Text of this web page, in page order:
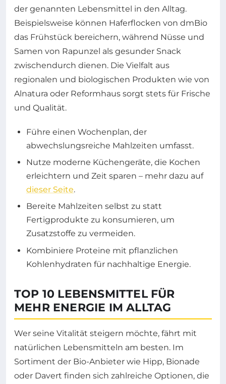
der genannten Lebensmittel in den Alltag.
Beispielsweise können Haferflocken von dmBio
das Frühstück bereichern, während Nüsse und
Samen von Rapunzel als gesunder Snack
zwischendurch dienen. Die Vielfalt aus
regionalen und biologischen Produkten wie von
Alnatura oder Reformhaus sorgt stets für Frische
und Qualität.
Führe einen Wochenplan, der
abwechslungsreiche Mahlzeiten umfasst.
Nutze moderne Küchengeräte, die Kochen
erleichtern und Zeit sparen – mehr dazu auf
dieser Seite.
Bereite Mahlzeiten selbst zu statt
Fertigprodukte zu konsumieren, um
Zusatzstoffe zu vermeiden.
Kombiniere Proteine mit pflanzlichen
Kohlenhydraten für nachhaltige Energie.
TOP 10 LEBENSMITTEL FÜR
MEHR ENERGIE IM ALLTAG
Wer seine Vitalität steigern möchte, fährt mit
natürlichen Lebensmitteln am besten. Im
Sortiment der Bio-Anbieter wie Hipp, Bionade
oder Davert finden sich zahlreiche Optionen, die